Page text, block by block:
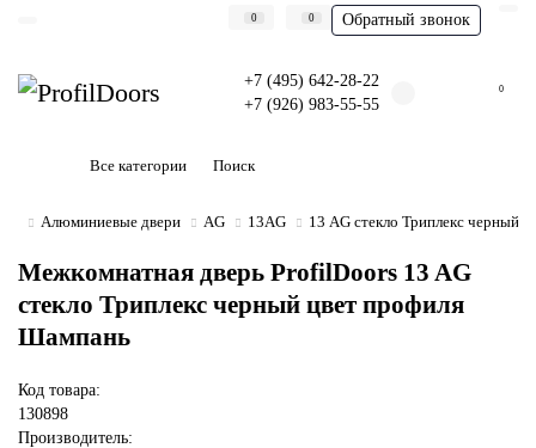
0 0 Обратный звонок
+7 (495) 642-28-22
+7 (926) 983-55-55
0
Все категории
Алюминиевые двери AG 13AG 13 AG стекло Триплекс черный
Межкомнатная дверь ProfilDoors 13 AG
стекло Триплекс черный цвет профиля
Шампань
Код товара:
130898
Производитель: